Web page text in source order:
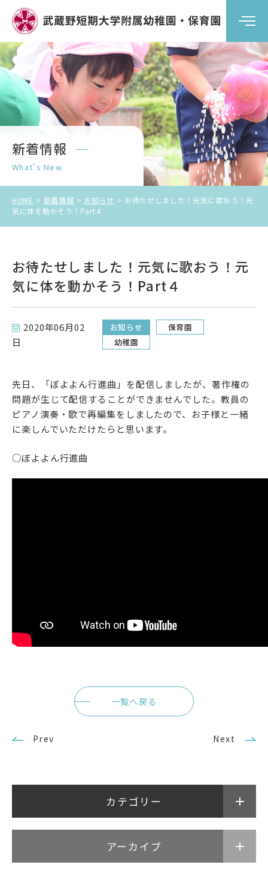
武蔵野短期大学附属幼稚園
武蔵野短期大学附属保育園
資料請求・お問い合わせ
アクセス よくある質問
follow us
公式SNSアカウント
新着情報
What's New
HOME 新着情報 お知らせ
お待たせしました！元気に歌おう！元
気に体を動かそう！Part４
お待たせしました！元気に歌おう！元
気に体を動かそう！Part４
2020年06月02
日
お知らせ
保育園
幼稚園
先日、「ぼよよん行進曲」を配信しましたが、著作権の
問題が生じて配信することができませんでした。教員の
ピアノ演奏・歌で再編集をしましたので、お子様と一緒
に楽しんでいただけたらと思います。
○ぼよよん行進曲
Prev
一覧へ戻る
Next
カテゴリー
アーカイブ